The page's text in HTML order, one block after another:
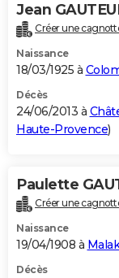
Jean
Créer une
Naissance
18/03/1925 à
Décès
24/06/2013 à
Haute-Provence)
Paulette
Créer une
Naissance
19/04/1908 à
Décès